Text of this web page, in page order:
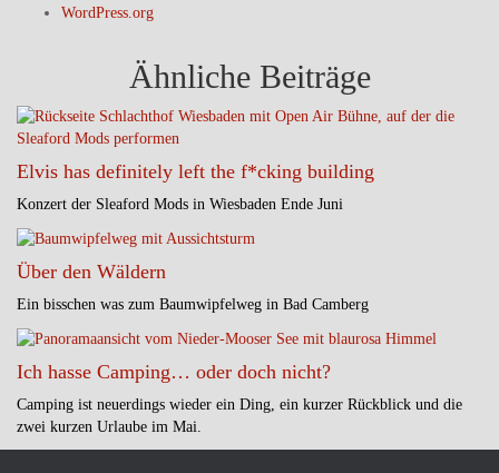
WordPress.org
Ähnliche Beiträge
Elvis has definitely left the f*cking building
Konzert der Sleaford Mods in Wiesbaden Ende Juni
Über den Wäldern
Ein bisschen was zum Baumwipfelweg in Bad Camberg
Ich hasse Camping… oder doch nicht?
Camping ist neuerdings wieder ein Ding, ein kurzer Rückblick und die
zwei kurzen Urlaube im Mai.